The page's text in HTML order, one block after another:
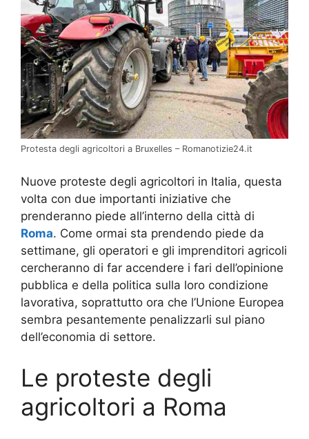
Protesta degli agricoltori a Bruxelles – Romanotizie24.it
Nuove proteste degli agricoltori in Italia, questa
volta con due importanti iniziative che
prenderanno piede all’interno della città di
Roma. Come ormai sta prendendo piede da
settimane, gli operatori e gli imprenditori agricoli
cercheranno di far accendere i fari dell’opinione
pubblica e della politica sulla loro condizione
lavorativa, soprattutto ora che l’Unione Europea
sembra pesantemente penalizzarli sul piano
dell’economia di settore.
Le proteste degli
agricoltori a Roma